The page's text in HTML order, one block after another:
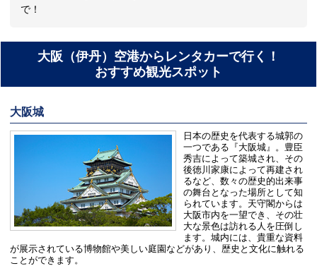
で！
大阪（伊丹）空港からレンタカーで行く！
おすすめ観光スポット
大阪城
日本の歴史を代表する城郭の
一つである『大阪城』。豊臣
秀吉によって築城され、その
後徳川家康によって再建され
るなど、数々の歴史的出来事
の舞台となった場所として知
られています。天守閣からは
大阪市内を一望でき、その壮
大な景色は訪れる人を圧倒し
ます。城内には、貴重な資料
が展示されている博物館や美しい庭園などがあり、歴史と文化に触れる
ことができます。